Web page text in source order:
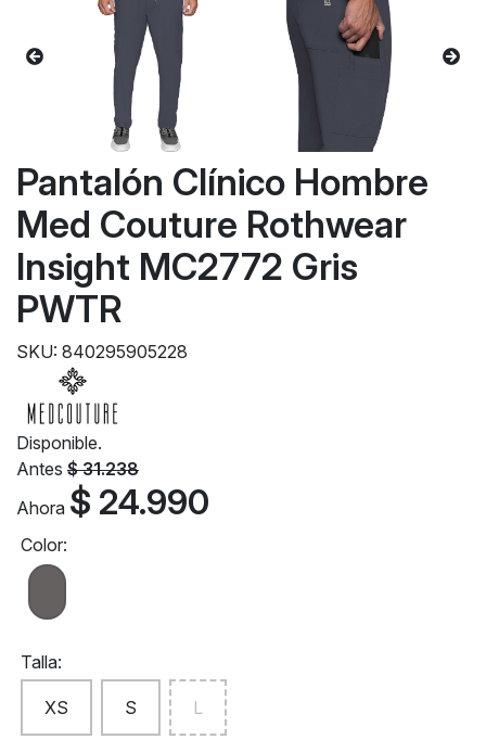
Pantalón Clínico Hombre
Med Couture Rothwear
Insight MC2772 Gris
PWTR
SKU: 840295905228
Disponible.
Antes $ 31.238
Ahora $ 24.990
Color:
Talla:
XS S L